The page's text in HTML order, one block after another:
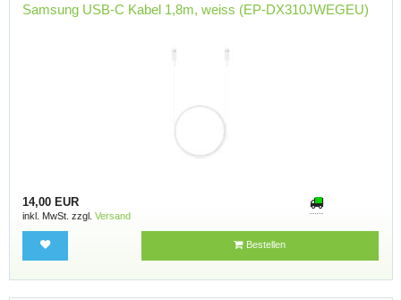
Samsung USB-C Kabel 1,8m, weiss (EP-DX310JWEGEU)
14,00 EUR
inkl. MwSt. zzgl. Versand
Bestellen